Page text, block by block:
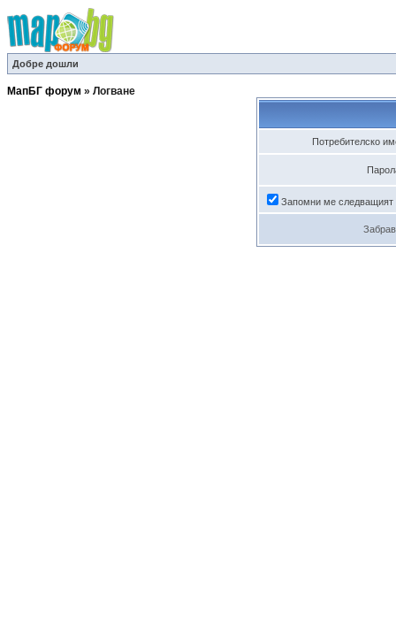
Добре дошли
МапБГ форум » Логване
Потребителско
Запомни ме следващият